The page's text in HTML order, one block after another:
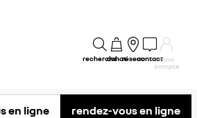
rechercheachatréseaucontactmon
compte
en ligne rendez-vous en ligne